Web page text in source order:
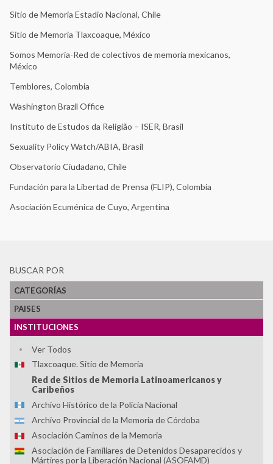
Sitio de Memoria Estadio Nacional, Chile
Sitio de Memoria Tlaxcoaque, México
Somos Memoria-Red de colectivos de memoria mexicanos,
México
Temblores, Colombia
Washington Brazil Office
Instituto de Estudos da Religião – ISER, Brasil
Sexuality Policy Watch/ABIA, Brasil
Observatorio Ciudadano, Chile
Fundación para la Libertad de Prensa (FLIP), Colombia
Asociación Ecuménica de Cuyo, Argentina
BUSCAR POR
CATEGORÍAS
PAISES
INSTITUCIONES
Ver Todos
Tlaxcoaque. Sitio de Memoria
Red de Sitios de Memoria Latinoamericanos y
Caribeños
Archivo Histórico de la Policía Nacional
Archivo Provincial de la Memoria de Córdoba
Asociación Caminos de la Memoria
Asociación de Familiares de Detenidos Desaparecidos y
Mártires por la Liberación Nacional (ASOFAMD)